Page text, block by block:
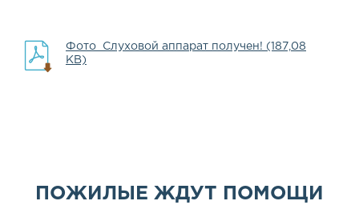
Фото_Слуховой аппарат получен! (187,08
KB)
ПОЖИЛЫЕ ЖДУТ ПОМОЩИ